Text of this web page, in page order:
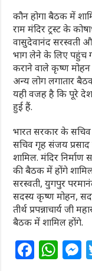
कौन होगा बैठक में
राम मंदिर ट्रस्ट के
वासुदेवानंद सरस्वती
भाग लेने के लिए पहुंच
कराने वाले कृष्ण
अन्‍य लोग लगातार
यही वजह है कि पूरे
हुई हैं.
भारत सरकार के
सचिव गृह संजय प्रसाद
शामिल. मंदिर निर्माण
की बैठक में होंगे
सरस्वती, युगपुर
सदस्य कृष्ण मोहन,
तीर्थ प्रपन्नाचार्य जी
बैठक में शामिल होंगे.
F W